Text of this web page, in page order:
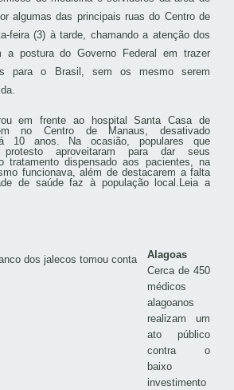
algumas das principais ruas do Centro de
feira (3) à tarde, chamando a atenção dos
a postura do Governo Federal em trazer
para o Brasil, sem os mesmo serem
em frente ao hospital Santa Casa de
no Centro de Manaus, desativado
10 anos. Na ocasião, populares que
protesto aproveitaram para dar seus
tratamento dispensado aos pacientes, na
funcionava, além de destacarem a falta
de saúde faz à população local. Leia a
Alagoas
Cerca de 450
médicos
alagoanos
realizam um
ato público
contra o
baixo
investimento